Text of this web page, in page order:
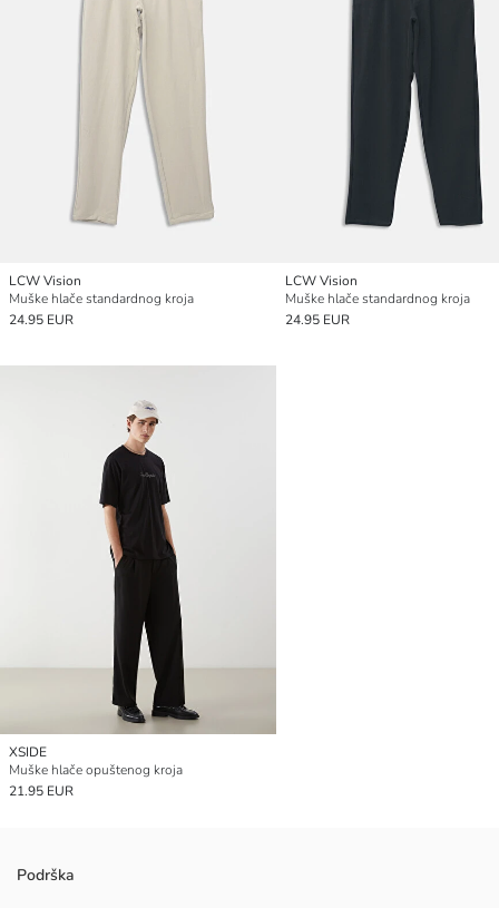
LCW Vision
Muške hlače standardnog kroja
24.95 EUR
LCW Vision
Muške hlače standardnog kroja
24.95 EUR
XSIDE
Muške hlače opuštenog kroja
21.95 EUR
Podrška